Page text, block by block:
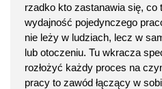
rzadko kto zastanawia się, co
wydajność pojedynczego
nie leży w ludziach, lecz w
lub otoczeniu. Tu wkracza
rozłożyć każdy proces na
pracy to zawód łączący w